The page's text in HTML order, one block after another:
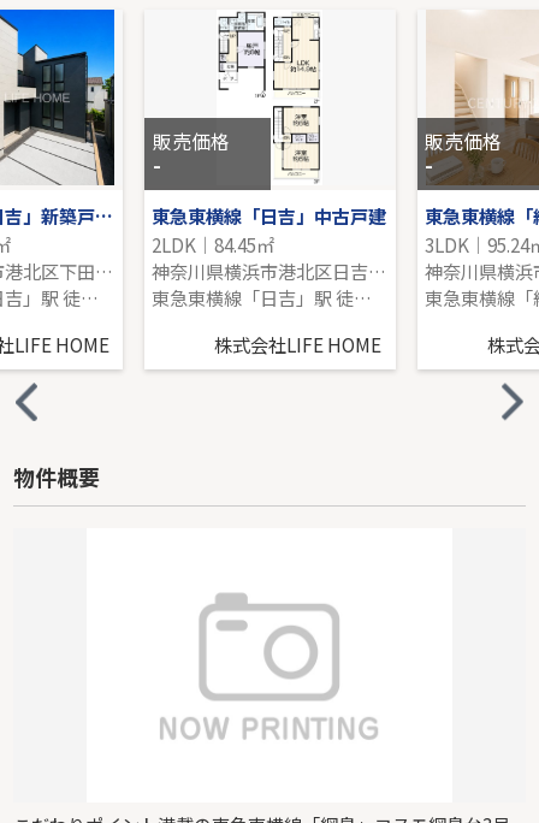
-｜-｜272.44㎡｜-
販売価格を見る
東急東横線「日吉」新築戸建て
神奈川県横浜市港北区下田町３丁目
東急東横線「日吉」駅 徒歩27分
LIFE HOME
販売価格
-
東急東横線「日吉」中古戸建
2LDK｜84.45㎡
神奈川県横浜市港北区日吉３丁目
東急東横線「日吉」駅 徒歩18分
株式会社LIFE HOME
販売価格
-
東急東横線
3LDK｜95.24
株式
物件概要